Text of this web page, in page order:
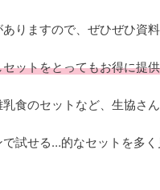
りますので、ぜひぜひ資料
セットをとってもお得に提
食のセットなど、生協さん
試せる…的なセットを多